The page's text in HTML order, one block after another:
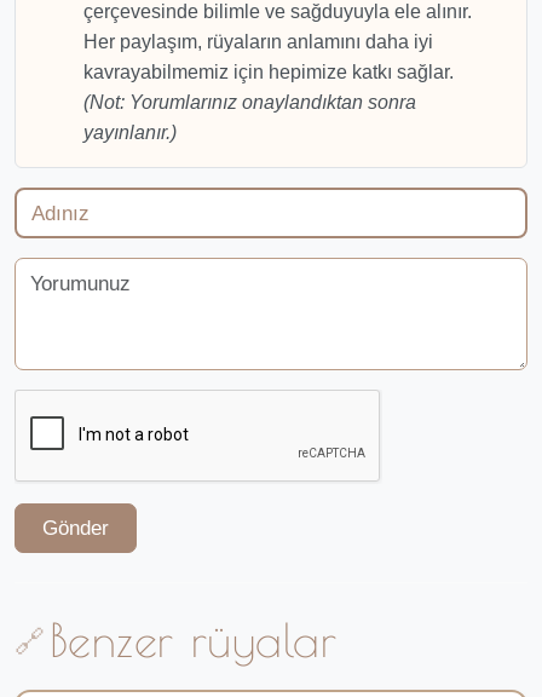
çerçevesinde bilimle ve sağduyuyla ele alınır.
Her paylaşım, rüyaların anlamını daha iyi
kavrayabilmemiz için hepimize katkı sağlar.
(Not: Yorumlarınız onaylandıktan sonra
yayınlanır.)
Gönder
Benzer rüyalar